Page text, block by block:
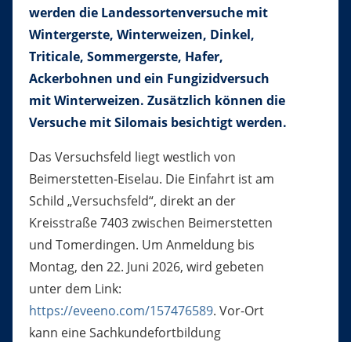
werden die Landessortenversuche mit
Wintergerste, Winterweizen, Dinkel,
Triticale, Sommergerste, Hafer,
Ackerbohnen und ein Fungizidversuch
mit Winterweizen. Zusätzlich können die
Versuche mit Silomais besichtigt werden.
Das Versuchsfeld liegt westlich von
Beimerstetten-Eiselau. Die Einfahrt ist am
Schild „Versuchsfeld“, direkt an der
Kreisstraße 7403 zwischen Beimerstetten
und Tomerdingen. Um Anmeldung bis
Montag, den 22. Juni 2026, wird gebeten
unter dem Link:
https://eveeno.com/157476589. Vor-Ort
kann eine Sachkundefortbildung